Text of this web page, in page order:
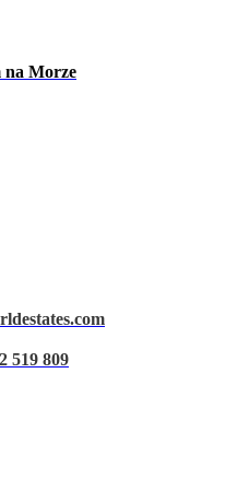
na Morze
519 809